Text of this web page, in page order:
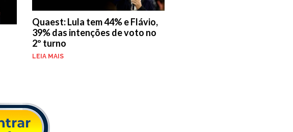
Quaest: Lula tem 44% e Flávio,
39% das intenções de voto no
2º turno
LEIA MAIS